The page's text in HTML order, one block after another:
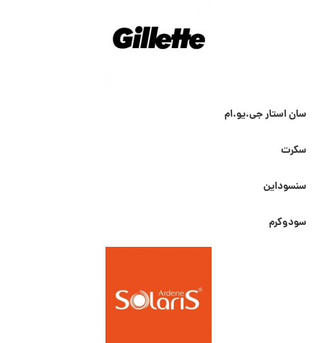
سان استار جی.یو.ام
سکرت
سنسوداین
سودوکرم